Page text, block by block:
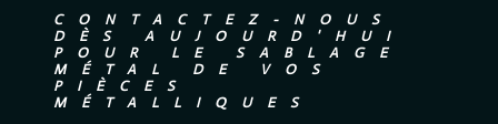
CONTACTEZ-NOUS
DÈS AUJOURD'HUI
POUR LE SABLAGE
MÉTAL DE VOS
PIÈCES
MÉTALLIQUES